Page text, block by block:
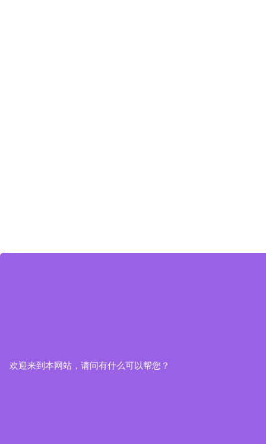
欢迎来到本网站，请问有什么可以帮您？